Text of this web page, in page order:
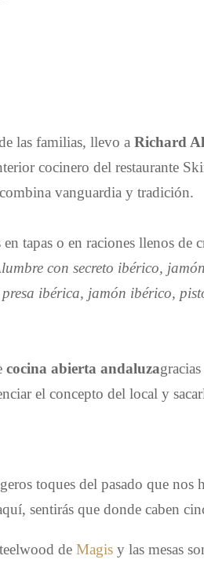
las familias, llevo aRichard
cocinero del restaurante
combinavanguardia y tradición.
tapas o en raciones llenos de
con secreto ibérico,
ibérica, jamón ibérico,
cocina abierta andaluza
el concepto del local y
toques del pasado que nos
sentirás que donde caben
deMagis y las mesas